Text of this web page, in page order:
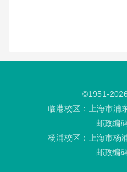
©1951-2026
临港校区：上海市浦
邮政编
杨浦校区：上海市
邮政编